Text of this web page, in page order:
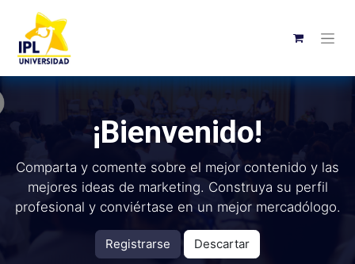
¡Bienvenido!
Comparta y comente sobre el mejor contenido y las
mejores ideas de marketing. Construya su perfil
profesional y conviértase en un mejor mercadólogo.
Registrarse Descartar